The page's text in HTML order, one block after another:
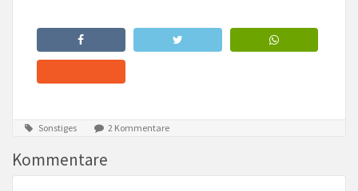
Sonstiges 2 Kommentare
Kommentare